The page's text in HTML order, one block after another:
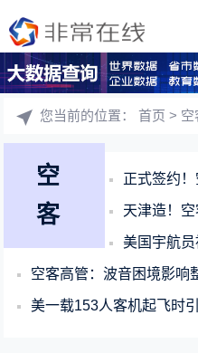
您当前的位置：首页 > 空
空
客
正式签约！空客直
天津造！空客中国
美国宇航员被困太空已
空客高管：波音困境影响
美一载153人客机起飞时引擎